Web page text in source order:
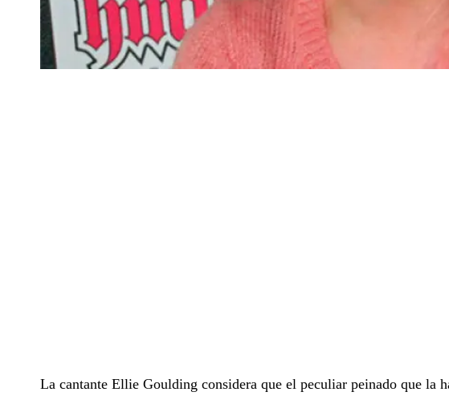
La cantante Ellie Goulding considera que el peculiar peinado que la